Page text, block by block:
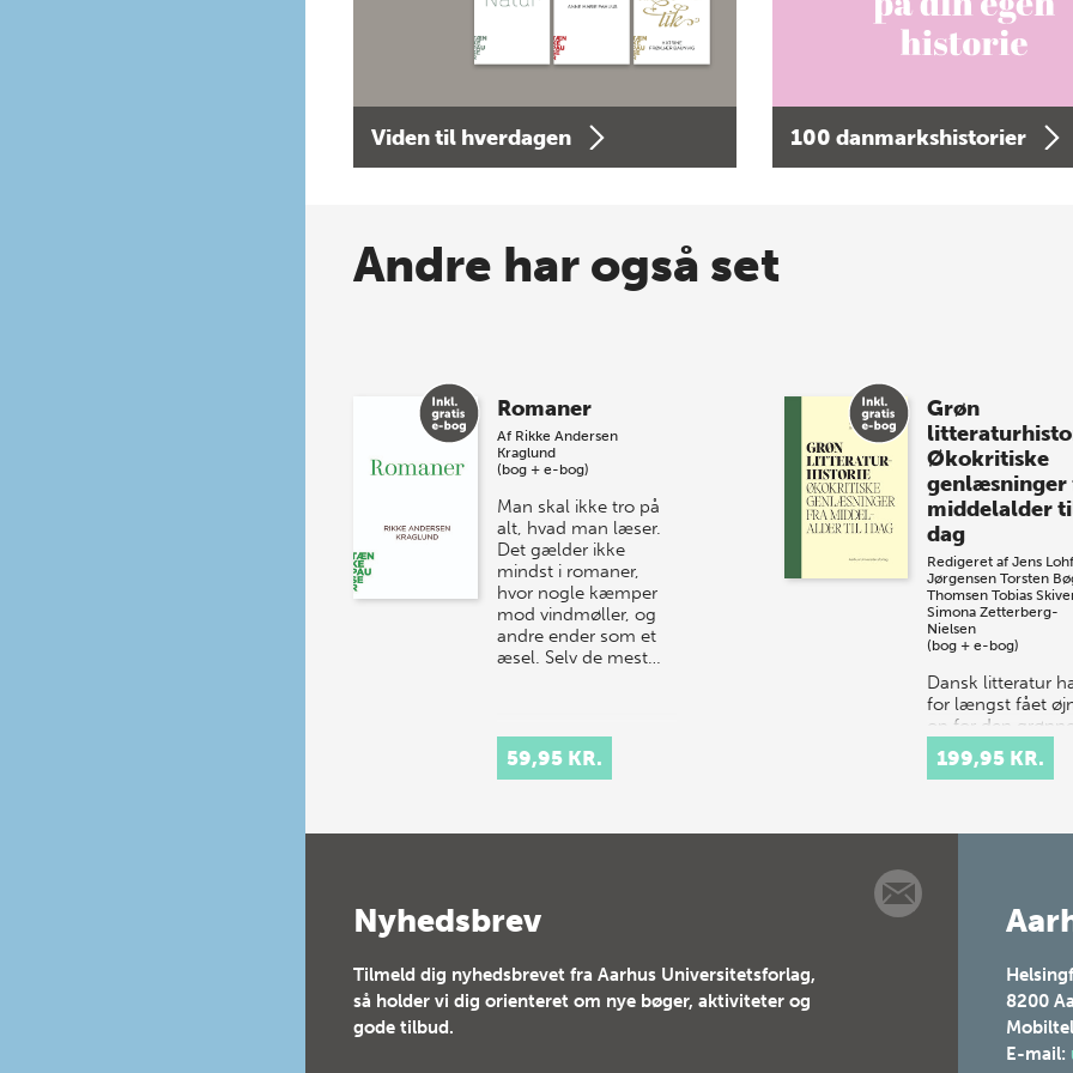
Viden til hverdagen 100 danmarkshistorier
Andre har også set
Romaner
Af Rikke Andersen
Kraglund
(bog + e-bog)
Man skal ikke tro på
alt, hvad man læser.
Det gælder ikke
mindst i romaner,
hvor nogle kæmper
mod vindmøller, og
andre ender som et
æsel. Selv de mest…
59,95 KR.
Grøn
Økokritiske
genlæsninger
middelalder
dag
Redigeret af Jens
Jørgensen Torsten
Thomsen Tobias
Simona Zetterberg-
Nielsen
(bog + e-bog)
Dansk litteratur
for længst fået
op for den grønne
dagsorden. I
boghandlen er
en fast del a…
199,95 KR.
Nyhedsbrev
Tilmeld dig nyhedsbrevet fra Aarhus Universitetsforlag,
så holder vi dig orienteret om nye bøger, aktiviteter og
gode tilbud.
8200
E-mail: